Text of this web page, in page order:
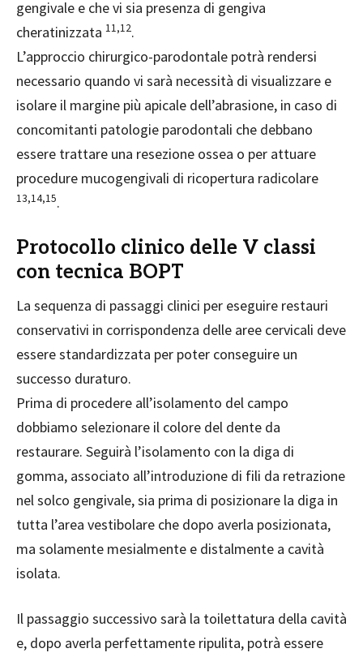
gengivale e che vi sia presenza di gengiva
cheratinizzata 11,12.
L’approccio chirurgico-parodontale potrà rendersi
necessario quando vi sarà necessità di visualizzare e
isolare il margine più apicale dell’abrasione, in caso di
concomitanti patologie parodontali che debbano
essere trattare una resezione ossea o per attuare
procedure mucogengivali di ricopertura radicolare
13,14,15.
Protocollo clinico delle V classi
con tecnica BOPT
La sequenza di passaggi clinici per eseguire restauri
conservativi in corrispondenza delle aree cervicali deve
essere standardizzata per poter conseguire un
successo duraturo.
Prima di procedere all’isolamento del campo
dobbiamo selezionare il colore del dente da
restaurare. Seguirà l’isolamento con la diga di
gomma, associato all’introduzione di fili da retrazione
nel solco gengivale, sia prima di posizionare la diga in
tutta l’area vestibolare che dopo averla posizionata,
ma solamente mesialmente e distalmente a cavità
isolata.
Il passaggio successivo sarà la toilettatura della cavità
e, dopo averla perfettamente ripulita, potrà essere